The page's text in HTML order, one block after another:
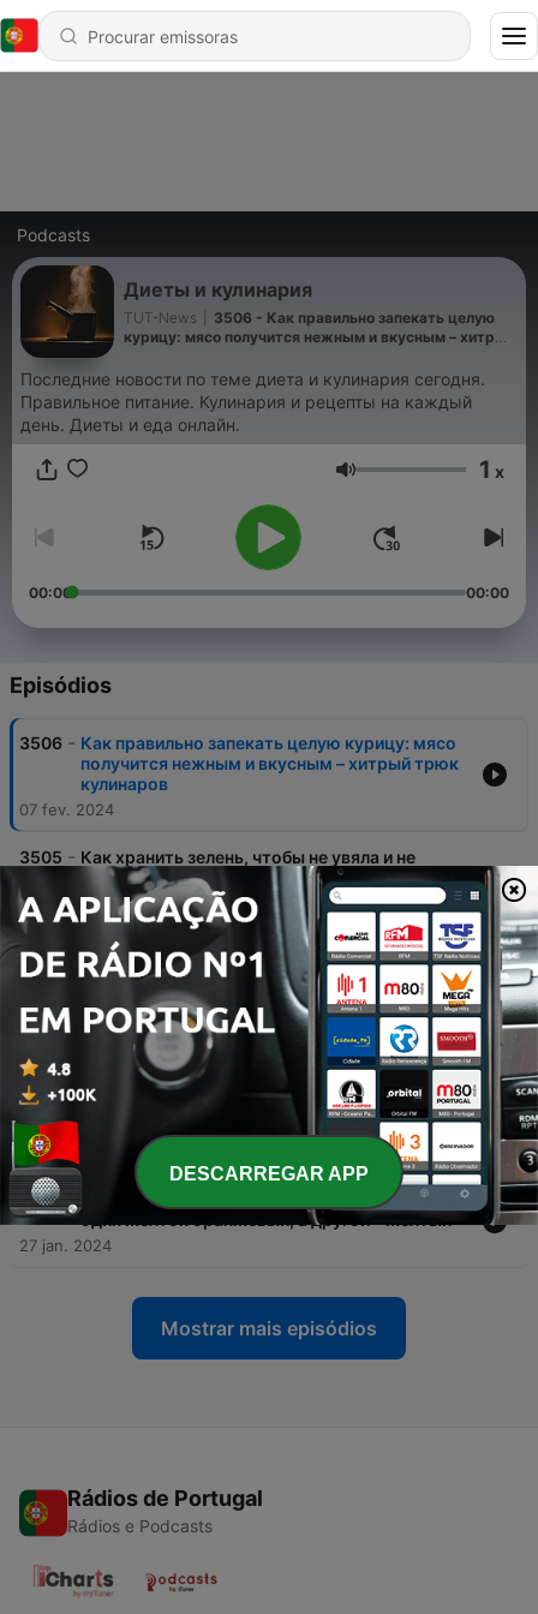
Podcasts
Диеты и кулинария
TUT-News
3506 - Как правильно запекать целую
курицу: мясо получится нежным и вкусным – хитрый
Последние новости по теме диета и кулинария сегодня.
Правильное питание. Кулинария и рецепты на каждый
день. Диеты и еда онлайн.
Volume 1 x
00:00 00:00
Episódios
3506 - Как правильно запекать целую курицу: мясо
получится нежным и вкусным – хитрый трюк
кулинаров
07 fev. 2024
3505 - Как хранить зелень, чтобы не увяла и не
потеряла вкус: умные хозяйки раскрыли
секрет – подойдет каждому
06 fev. 2024
3504
Как сделать вкус кофе более насыщенным:
выручит простая хитрость – ее запомнит
даже ребенок
04 fev. 2024
3503 - Как в два счета очистить овощи от семян:
метод ушлых шеф-поваров – хозяйкам на
03 fev. 2024
3502 - От чего зависит цвет яичных желтков: почему
один желток оранжевый, а другой – желтый
27 jan. 2024
Mostrar mais episódios
Rádios de Portugal
Rádios e Podcasts
DESCARREGAR APP